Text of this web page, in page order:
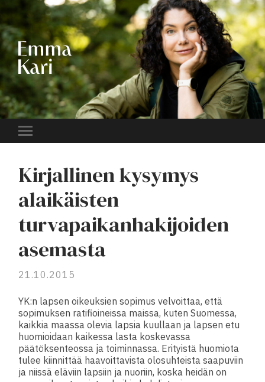
EMMA
KARI
Toggle
Kirjallinen kysymys
alaikäisten
turvapaikanhakijoiden
asemasta
21.10.2015
YK:n lapsen oikeuksien sopimus velvoittaa, että
sopimuksen ratifioineissa maissa, kuten Suomessa,
kaikkia maassa olevia lapsia kuullaan ja lapsen etu
huomioidaan kaikessa lasta koskevassa
päätöksenteossa ja toiminnassa. Erityistä huomiota
tulee kiinnittää haavoittavista olosuhteista saapuviin
ja niissä eläviin lapsiin ja nuoriin, koska heidän on